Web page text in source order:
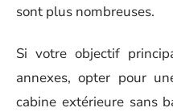
sont plus nombreuses.
Si votre objectif
annexes, opter pour
cabine extérieure sans